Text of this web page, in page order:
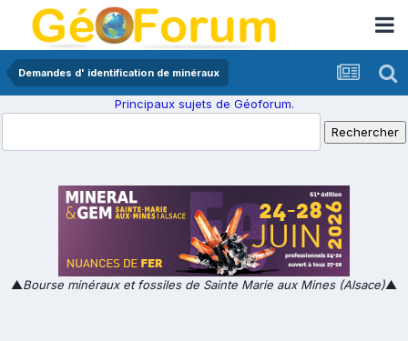
Demandes d' identification de minéraux
Principaux sujets de Géoforum.
▲Bourse minéraux et fossiles de Sainte Marie aux Mines (Alsace)▲